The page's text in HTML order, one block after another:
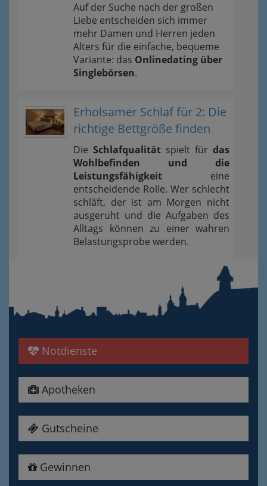
Auf der Suche nach der großen
Liebe entscheiden sich immer
mehr Damen und Herren jeden
Alters für die einfache, bequeme
Variante: das Onlinedating über
Singlebörsen.
Erholsamer Schlaf für 2: Die
richtige Bettgröße finden
Die Schlafqualität spielt für das
Wohlbefinden und die
Leistungsfähigkeit eine
entscheidende Rolle. Wer schlecht
schläft, der ist am Morgen nicht
ausgeruht und die Aufgaben des
Alltags können zu einer wahren
Belastungsprobe werden.
Notdienste
Apotheken
Gutscheine
Gewinnen